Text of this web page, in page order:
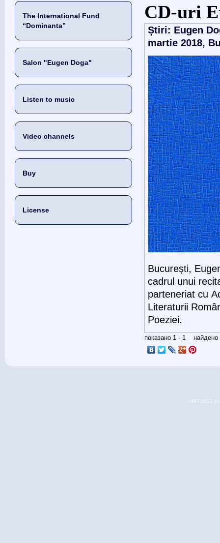
The International Fund
“Dominanta”
Salon "Eugen Doga"
Listen to music
Video channels
Buy
License
当前位置
CD-uri
Știri: Eugen
martie 2018,
București,
cadrul unui
parteneriat cu
Literaturii
Poeziei.
показано 1 - 1 найдено
1997-2017